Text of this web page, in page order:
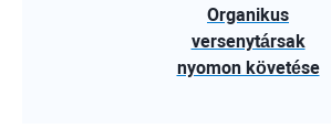
Organikus
versenytársak
nyomon követése